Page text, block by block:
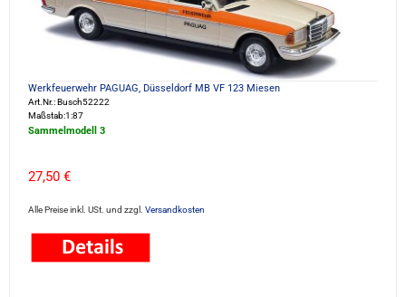
Werkfeuerwehr PAGUAG, Düsseldorf MB VF 123 Miesen
Art.Nr.: Busch52222
Maßstab:1:87
Sammelmodell 3
27,50 €
Alle Preise inkl. USt. und zzgl. Versandkosten